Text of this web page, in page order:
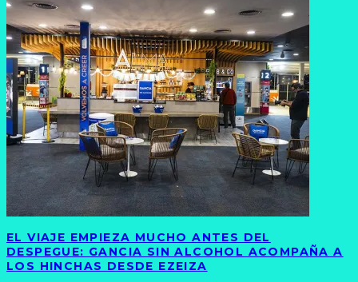
EL VIAJE EMPIEZA MUCHO ANTES DEL
DESPEGUE: GANCIA SIN ALCOHOL ACOMPAÑA A
LOS HINCHAS DESDE EZEIZA